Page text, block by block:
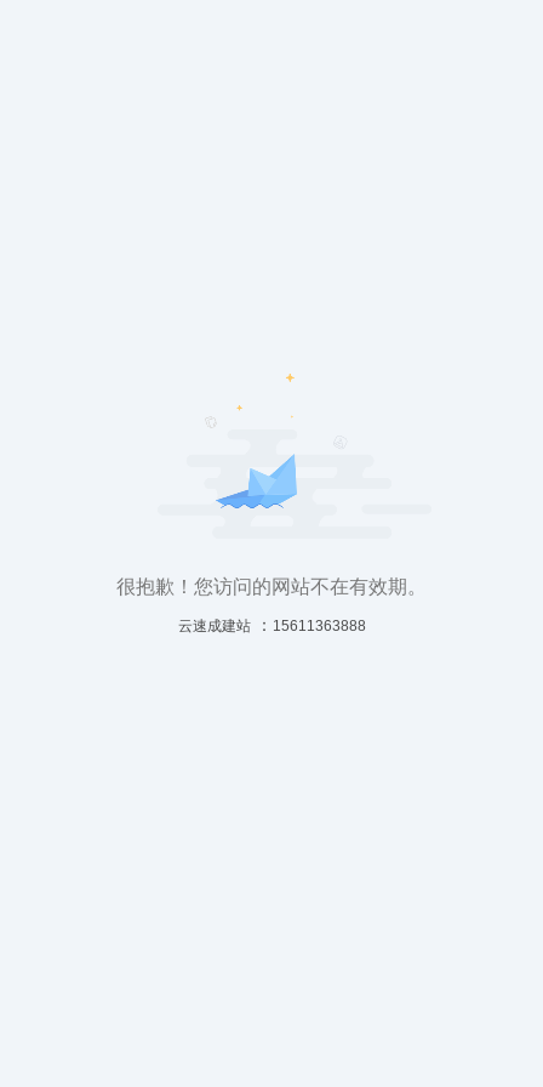
很抱歉！您访问的网站不在有效期。
云速成建站： 15611363888